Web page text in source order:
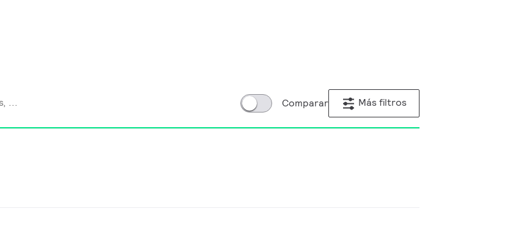
Comparar Más filtros